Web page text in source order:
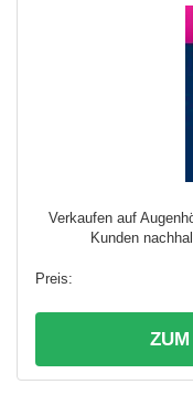
Verkaufen auf
Kunden